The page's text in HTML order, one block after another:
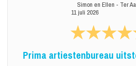
Simon en Ellen - Ter
11 juli 2026
Prima artiestenbureau